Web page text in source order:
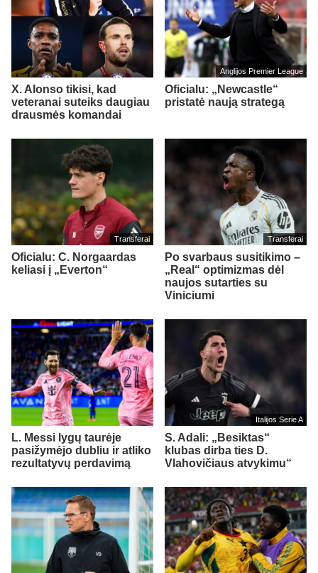
X. Alonso tikisi, kad
veteranai suteiks daugiau
drausmės komandai
Anglijos Premier League
Oficialu: „Newcastle“
pristatė naują strategą
Transferai
Oficialu: C. Norgaardas
keliasi į „Everton“
Transferai
Po svarbaus susitikimo –
„Real“ optimizmas dėl
naujos sutarties su
Viniciumi
L. Messi lygų taurėje
pasižymėjo dubliu ir atliko
rezultatyvų perdavimą
Italijos Serie A
S. Adali: „Besiktas“
klubas dirba ties D.
Vlahovičiaus atvykimu“